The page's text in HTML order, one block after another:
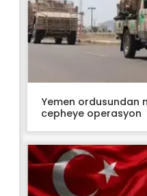
Yemen ordusundan
cepheye operasyon